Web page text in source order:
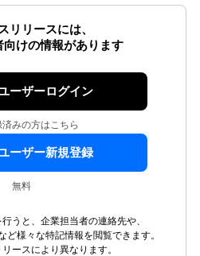
リリースには、
向けの情報があります
ーザーログイン
済みの方はこちら
ーザー新規登録
無料
うと、企業担当者の連絡先や、
ど様々な特記情報を閲覧できます。
ースにより異なります。